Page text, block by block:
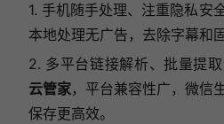
1. 手机随手处理、注重隐私安
本地处理无广告，去除字幕和
2. 多平台链接解析、批量提
云管家，平台兼容性广，微信
保存更高效。